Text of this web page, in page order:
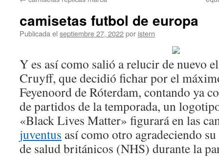
camisetas futbol de europa
Publicada el septiembre 27, 2022por istern
Y es así como salió a relucir de nuevo
Cruyff, que decidió fichar por el
Feyenoord de Róterdam, contando ya
de partidos de la temporada, un
«Black Lives Matter» figurará en las
juventus así como otro agradeciendo
de salud británicos (NHS) durante la